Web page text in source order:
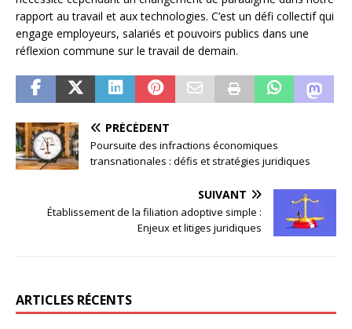
rapport au travail et aux technologies. C’est un défi collectif qui
engage employeurs, salariés et pouvoirs publics dans une
réflexion commune sur le travail de demain.
PRÉCÉDENT
Poursuite des infractions économiques
transnationales : défis et stratégies juridiques
SUIVANT
Établissement de la filiation adoptive simple :
Enjeux et litiges juridiques
ARTICLES RÉCENTS